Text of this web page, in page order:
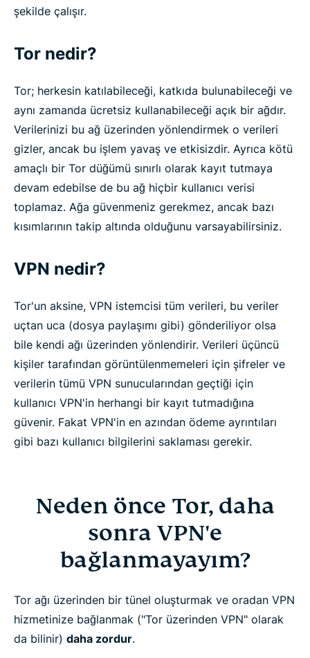
şekilde çalışır.
Tor nedir?
Tor; herkesin katılabileceği, katkıda bulunabileceği ve
aynı zamanda ücretsiz kullanabileceği açık bir ağdır.
Verilerinizi bu ağ üzerinden yönlendirmek o verileri
gizler, ancak bu işlem yavaş ve etkisizdir. Ayrıca kötü
amaçlı bir Tor düğümü sınırlı olarak kayıt tutmaya
devam edebilse de bu ağ hiçbir kullanıcı verisi
toplamaz. Ağa güvenmeniz gerekmez, ancak bazı
kısımlarının takip altında olduğunu varsayabilirsiniz.
VPN nedir?
Tor'un aksine, VPN istemcisi tüm verileri, bu veriler
uçtan uca (dosya paylaşımı gibi) gönderiliyor olsa
bile kendi ağı üzerinden yönlendirir. Verileri üçüncü
kişiler tarafından görüntülenmemeleri için şifreler ve
verilerin tümü VPN sunucularından geçtiği için
kullanıcı VPN'in herhangi bir kayıt tutmadığına
güvenir. Fakat VPN'in en azından ödeme ayrıntıları
gibi bazı kullanıcı bilgilerini saklaması gerekir.
Neden önce Tor, daha
sonra VPN'e
bağlanmayayım?
Tor ağı üzerinden bir tünel oluşturmak ve oradan VPN
hizmetinize bağlanmak ("Tor üzerinden VPN" olarak
da bilinir) daha zordur.